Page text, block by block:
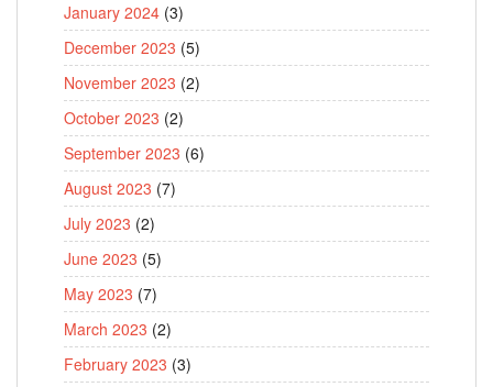
January 2024 (3)
December 2023 (5)
November 2023 (2)
October 2023 (2)
September 2023 (6)
August 2023 (7)
July 2023 (2)
June 2023 (5)
May 2023 (7)
March 2023 (2)
February 2023 (3)